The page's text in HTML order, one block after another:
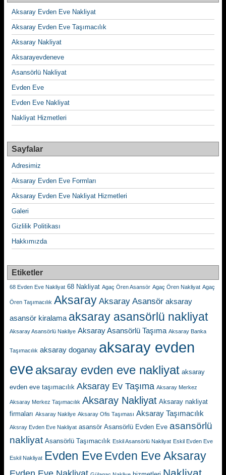
Aksaray Evden Eve Nakliyat
Aksaray Evden Eve Taşımacılık
Aksaray Nakliyat
Aksarayevdeneve
Asansörlü Nakliyat
Evden Eve
Evden Eve Nakliyat
Nakliyat Hizmetleri
Sayfalar
Adresimiz
Aksaray Evden Eve Formları
Aksaray Evden Eve Nakliyat Hizmetleri
Galeri
Gizlilik Politikası
Hakkımızda
Etiketler
68 Evden Eve Nakliyat 68 Nakliyat Agaç Ören Asansör Agaç Ören Nakliyat Agaç
Ören Taşımacılık Aksaray Aksaray Asansör aksaray
asansör kiralama aksaray asansörlü nakliyat
Aksaray Asansörlü Nakliye Aksaray Asansörlü Taşıma Aksaray Banka
Taşımacılık aksaray doganay aksaray evden
eve aksaray evden eve nakliyat aksaray
evden eve taşımacılık Aksaray Ev Taşıma Aksaray Merkez
Aksaray Merkez Taşımacılık Aksaray Nakliyat Aksaray nakliyat
firmaları Aksaray Nakliye Aksaray Ofis Taşıması Aksaray Taşımacılık
Aksray Evden Eve Nakliyat asansör Asansörlü Evden Eve asansörlü
nakliyat Asansörlü Taşımacılık Eskil Asansörlü Nakliyat Eskil Evden Eve
Eskil Nakliyat Evden EveEvden Eve Aksaray